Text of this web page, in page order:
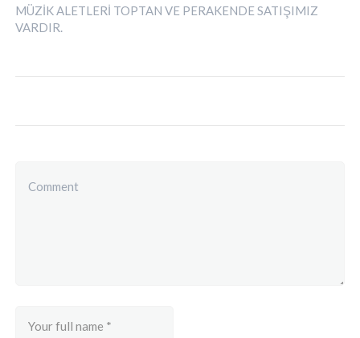
MÜZİK ALETLERİ TOPTAN VE PERAKENDE SATIŞIMIZ
VARDIR.